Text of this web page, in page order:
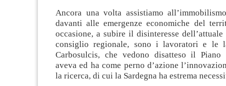
Ancora una volta assistiamo
davanti alle emergenze economiche del
occasione, a subire il disinteresse
consiglio regionale, sono i lavoratori e le
Carbosulcis, che vedono disatteso il Piano
aveva ed ha come perno d’azione
la ricerca, di cui la Sardegna ha estrema